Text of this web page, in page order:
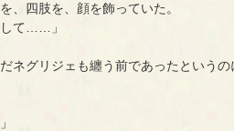
、四肢を、顔を飾っていた。
して……」
ネグリジェも纏う前であったというの